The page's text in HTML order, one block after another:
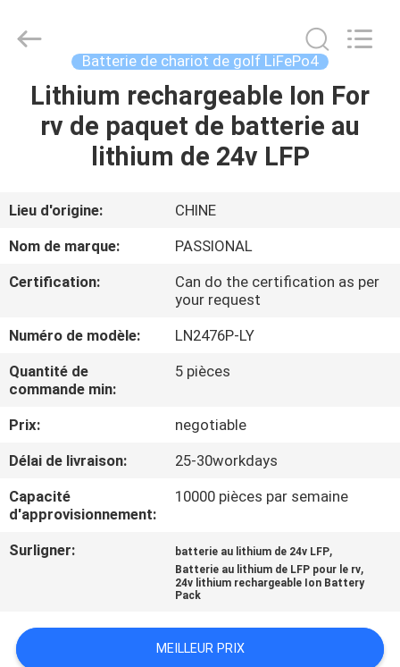
MAISON
PRODUITS
AU
SUJET
DE
VISITE
D'USINE
DE
QUALITÉ
CONTACTEZ-
NOUVELLES
Export
Reserved.
Batterie de chariot de golf LiFePo4
Lithium rechargeable Ion For
rv de paquet de batterie au
lithium de 24v LFP
Lieu d'origine:
CHINE
Nom de marque:
PASSIONAL
Certification:
Can do the certification as per
your request
Numéro de modèle:
LN2476P-LY
Quantité de
commande min:
5 pièces
Prix:
negotiable
Délai de livraison:
25-30workdays
Capacité
d'approvisionnement:
10000 pièces par semaine
Surligner: batterie au lithium de 24v LFP,
Batterie au lithium de LFP pour le rv,
24v lithium rechargeable Ion Battery
Pack
MEILLEUR PRIX